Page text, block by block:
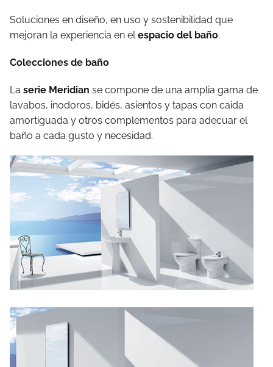
Soluciones en diseño, en uso y sostenibilidad que
mejoran la experiencia en elespacio del baño.
Colecciones de baño
La serie Meridian se compone de una amplia gama de
lavabos, inodoros, bidés, asientos y tapas con caida
amortiguada y otros complementos para adecuar el
baño a cada gusto y necesidad.